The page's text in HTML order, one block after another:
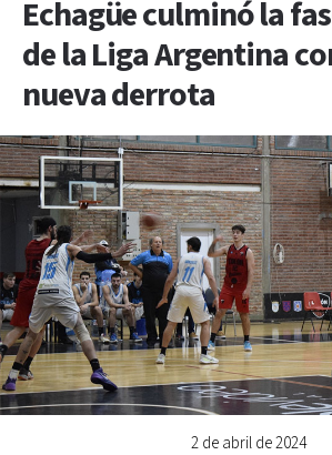
Echagüe culminó la
de la Liga Argentina
nueva derrota
2 de abril de 2024